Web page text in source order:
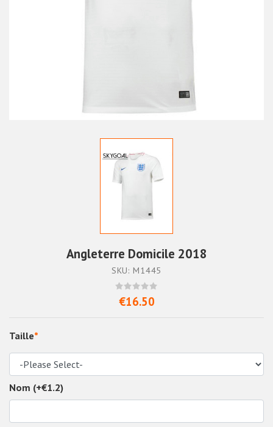
Angleterre Domicile 2018
SKU: M1445
€16.50
Taille*
Nom (+€1.2)